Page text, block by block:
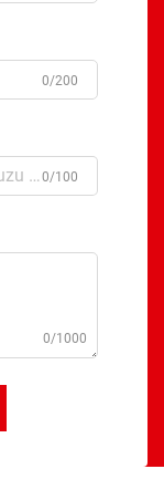
0/200
0/100
0/1000